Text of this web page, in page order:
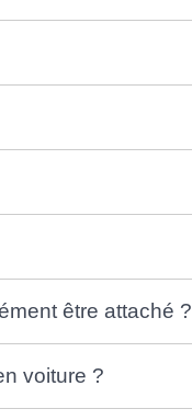
être attaché ?
voiture ?